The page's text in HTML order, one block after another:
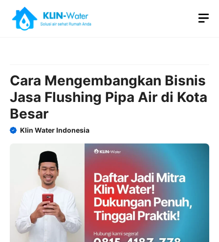
content
Cara Mengembangkan Bisnis
Jasa Flushing Pipa Air di Kota
Besar
Klin Water Indonesia